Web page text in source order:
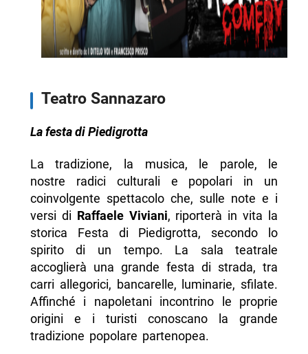
Teatro Sannazaro
La festa di Piedigrotta
La tradizione, la musica, le parole, le
nostre radici culturali e popolari in un
coinvolgente spettacolo che, sulle note e i
versi di Raffaele Viviani, riporterà in vita la
storica Festa di Piedigrotta, secondo lo
spirito di un tempo. La sala teatrale
accoglierà una grande festa di strada, tra
carri allegorici, bancarelle, luminarie, sfilate.
Affinché i napoletani incontrino le proprie
origini e i turisti conoscano la grande
tradizione popolare partenopea.